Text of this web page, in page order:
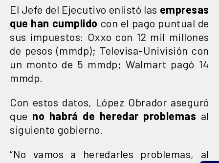
El Jefe del Ejecutivo enlistó las empresas
que han cumplido con el pago puntual de
sus impuestos: Oxxo con 12 mil millones
de pesos (mmdp); Televisa-Univisión con
un monto de 5 mmdp; Walmart pagó 14
mmdp.
Con estos datos, López Obrador aseguró
que no habrá de heredar problemas al
siguiente gobierno.
“No vamos a heredarles problemas, al